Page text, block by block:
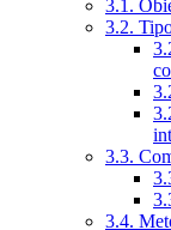
3.1.
3.2.
3.3.
3.4.